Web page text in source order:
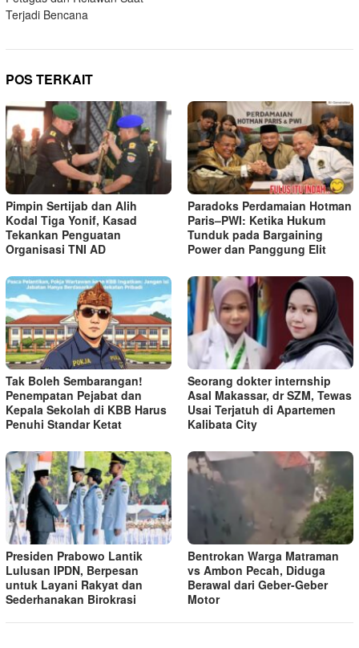
Terjadi Bencana
POS TERKAIT
Pimpin Sertijab dan Alih
Kodal Tiga Yonif, Kasad
Tekankan Penguatan
Organisasi TNI AD
Paradoks Perdamaian Hotman
Paris–PWI: Ketika Hukum
Tunduk pada Bargaining
Power dan Panggung Elit
Tak Boleh Sembarangan!
Penempatan Pejabat dan
Kepala Sekolah di KBB Harus
Penuhi Standar Ketat ​
Seorang dokter internship
Asal Makassar, dr SZM, Tewas
Usai Terjatuh di Apartemen
Kalibata City
Presiden Prabowo Lantik
Lulusan IPDN, Berpesan
untuk Layani Rakyat dan
Sederhanakan Birokrasi
Bentrokan Warga Matraman
vs Ambon Pecah, Diduga
Berawal dari Geber-Geber
Motor